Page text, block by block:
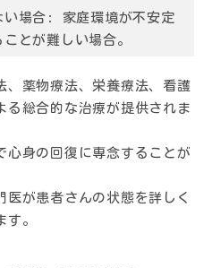
い場合:
家庭環境が不安定
とが難しい場合。
、薬物療法、栄養療法、看護
る総合的な治療が提供されま
心身の回復に専念することが
医が患者さんの状態を詳しく
。